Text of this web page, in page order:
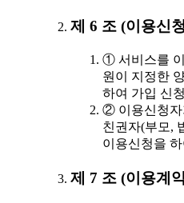
제 6 조 (이용신
① 서비스를
원이 지정한
하여 가입 신
② 이용신청자
친권자(부모,
이용신청을
제 7 조 (이용계